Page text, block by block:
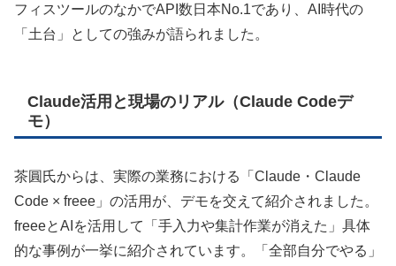
フィスツールのなかでAPI数日本No.1であり、AI時代の
「土台」としての強みが語られました。
Claude活用と現場のリアル（Claude Codeデ
モ）
茶圓氏からは、実際の業務における「Claude・Claude
Code × freee」の活用が、デモを交えて紹介されました。
freeeとAIを活用して「手入力や集計作業が消えた」具体
的な事例が一挙に紹介されています。「全部自分でやる」